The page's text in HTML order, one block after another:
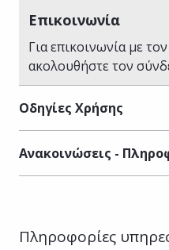
Επικοινωνία
Για επικοινωνία με
ακολουθήστε τον
Οδηγίες Χρήσης
Ανακοινώσεις -
Πληροφορίες